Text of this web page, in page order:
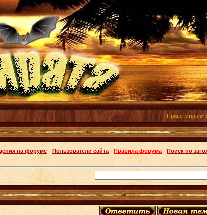
Приветствуем
на форуме · Пользователи сайта · Правила форума · Поиск по